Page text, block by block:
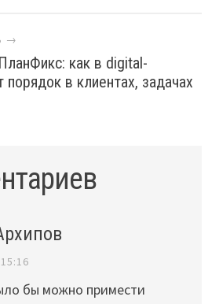
→
как в digital-
порядок в клиентах, задачах
бы можно примести